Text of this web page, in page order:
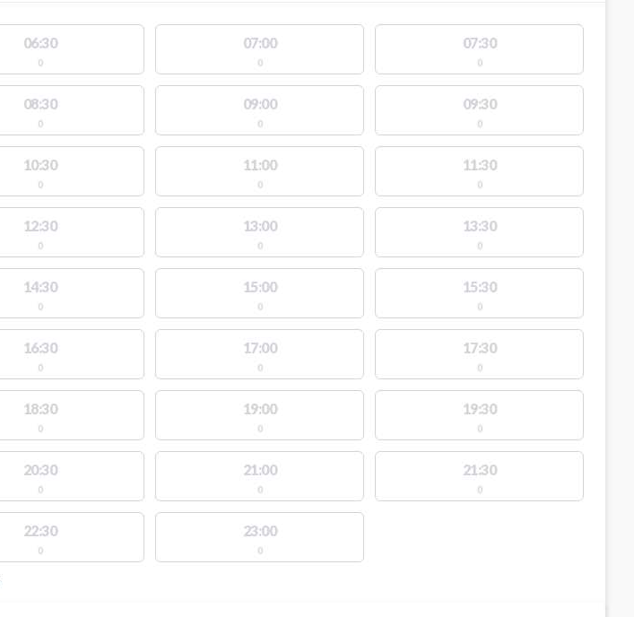
06:30
0
07:00
0
07:30
0
08:30
0
09:00
0
09:30
0
10:30
0
11:00
0
11:30
0
12:30
0
13:00
0
13:30
0
14:30
0
15:00
0
15:30
0
16:30
0
17:00
0
17:30
0
18:30
0
19:00
0
19:30
0
20:30
0
21:00
0
21:30
0
22:30
0
23:00
0